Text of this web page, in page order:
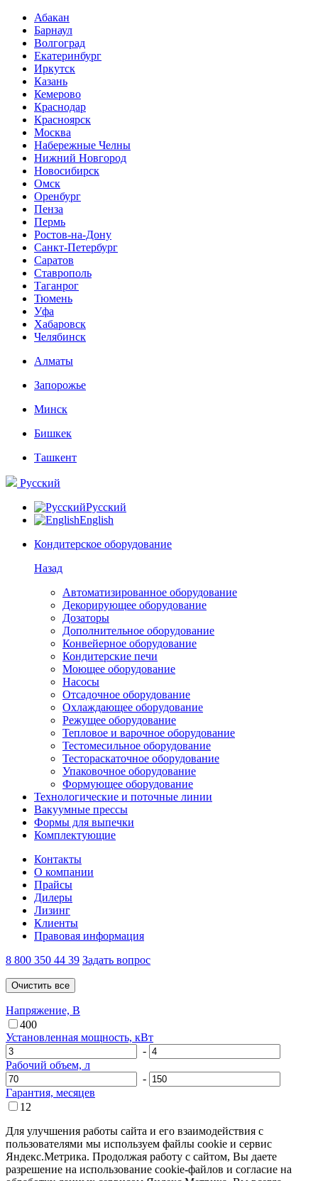
Абакан
Барнаул
Волгоград
Екатеринбург
Иркутск
Казань
Кемерово
Краснодар
Красноярск
Москва
Набережные Челны
Нижний Новгород
Новосибирск
Омск
Оренбург
Пенза
Пермь
Ростов-на-Дону
Санкт-Петербург
Саратов
Ставрополь
Таганрог
Тюмень
Уфа
Хабаровск
Челябинск
Алматы
Запорожье
Минск
Бишкек
Ташкент
Русский
Русский
English
Кондитерское оборудование
Назад
Автоматизированное оборудование
Декорирующее оборудование
Дозаторы
Дополнительное оборудование
Конвейерное оборудование
Кондитерские печи
Моющее оборудование
Насосы
Отсадочное оборудование
Охлаждающее оборудование
Режущее оборудование
Тепловое и варочное оборудование
Тестомесильное оборудование
Тестораскаточное оборудование
Упаковочное оборудование
Формующее оборудование
Технологические и поточные линии
Вакуумные прессы
Формы для выпечки
Комплектующие
Контакты
О компании
Прайсы
Дилеры
Лизинг
Клиенты
Правовая информация
8 800 350 44 39 Задать вопрос
Напряжение, В
400
Установленная мощность, кВт
-
Рабочий объем, л
-
Гарантия, месяцев
12
Для улучшения работы сайта и его взаимодействия с
пользователями мы используем файлы cookie и сервис
Яндекс.Метрика. Продолжая работу с сайтом, Вы даете
разрешение на использование cookie-файлов и согласие на